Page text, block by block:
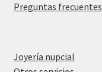
Preguntas frecuentes
Joyería nupcial